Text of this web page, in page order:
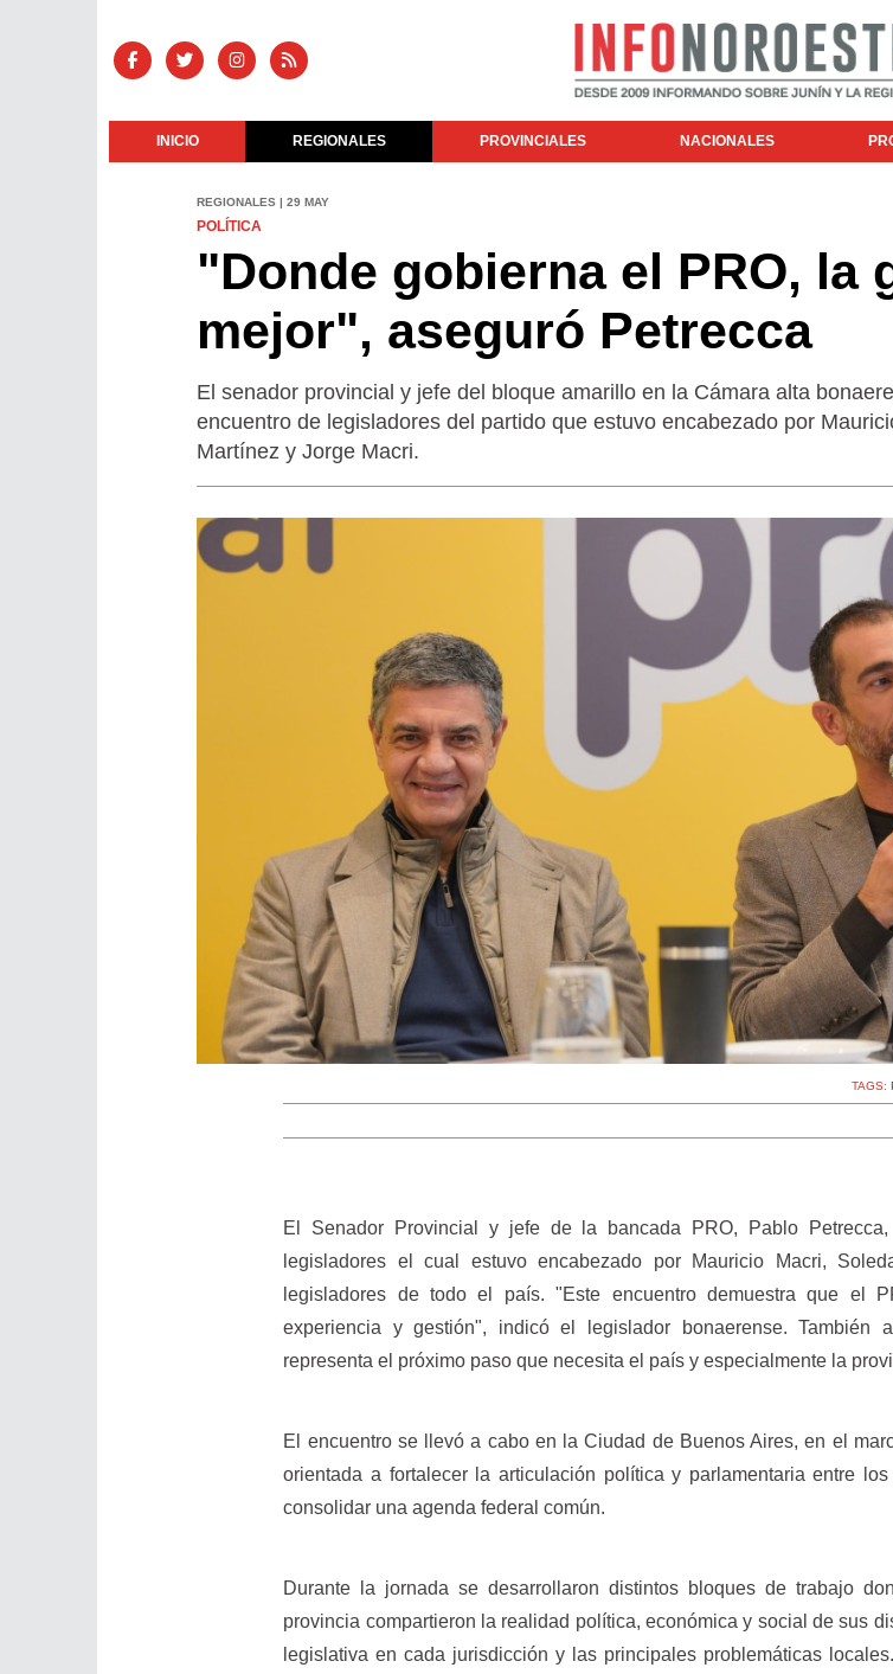
INICIO REGIONALES PROVINCIALES NACIONALES
REGIONALES | 29 MAY
POLÍTICA
"Donde gobierna el PRO, la
mejor", aseguró Petrecca
El senador provincial y jefe del bloque amarillo en la Cámara alta
encuentro de legisladores del partido que estuvo encabezado por
Martínez y Jorge Macri.
TAGS:
El Senador Provincial y jefe de la bancada PRO, Pablo
legisladores el cual estuvo encabezado por Mauricio Macri,
legisladores de todo el país. "Este encuentro demuestra que el
experiencia y gestión", indicó el legislador bonaerense.
representa el próximo paso que necesita el país y especialmente la
El encuentro se llevó a cabo en la Ciudad de Buenos Aires, en el
orientada a fortalecer la articulación política y parlamentaria entre
consolidar una agenda federal común.
Durante la jornada se desarrollaron distintos bloques de trabajo
provincia compartieron la realidad política, económica y social de sus
legislativa en cada jurisdicción y las principales problemáticas